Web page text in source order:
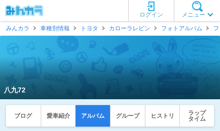
メニュー
ログイン
みんカラ
車種別情報 トヨタ カローラレビン フォトアルバム
八九72
ブログ 愛車紹介 アルバム グループ ヒストリ
ラップ
タイム